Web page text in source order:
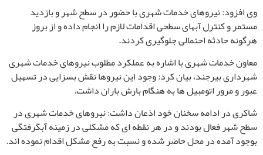
وی افزود: نیروهای خدمات شهری با حضور در سطح شهرو بازدید
مستمر و کنترل آبهای سطحی اقدامات لازم را انجام داده و از بروز
هرگونه حادثه احتمالی جلوگیری کردند.
معاون خدمات شهری با اشاره به عملکرد مطلوب نیروهای خدمات شهری
شهرداری بیرجند، بیان کرد: وجود این نیروها نقش بسزایی در تسهیل
عبور و مرور اتومبیل ها به هنگام بارش باران داشت.
شاکری در ادامه سخنان خود اذعان داشت: نیروهای خدمات شهری در
سطح شهر فعال بودند و در هر نقطه ای که مشکلی در زمینه آبگرفتگی
بوجود آمده در محل حاضر شده و نسبت به رفع مشکل اقدام نموده اند.